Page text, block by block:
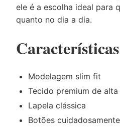
ele é a escolha ideal para
quanto no dia a dia.
Características
Modelagem slim fit
Tecido premium de
Lapela clássica
Botões